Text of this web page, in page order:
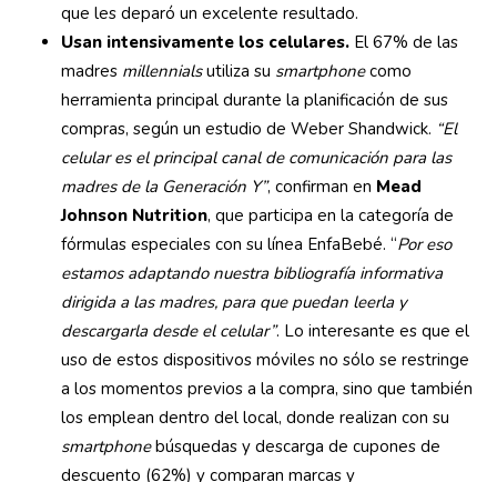
que les deparó un excelente resultado.
Usan intensivamente los celulares. El 67% de las
madres millennialsutiliza su smartphonecomo
herramienta principal durante la planificación de sus
compras, según un estudio de Weber Shandwick. “El
celular es el principal canal de comunicación para las
madres de la Generación Y”, confirman en Mead
Johnson Nutrition, que participa en la categoría de
fórmulas especiales con su línea EnfaBebé. “Por eso
estamos adaptando nuestra bibliografía informativa
dirigida a las madres, para que puedan leerla y
descargarla desde el celular”. Lo interesante es que el
uso de estos dispositivos móviles no sólo se restringe
a los momentos previos a la compra, sino que también
los emplean dentro del local, donde realizan con su
smartphonebúsquedas y descarga de cupones de
descuento (62%) y comparan marcas y